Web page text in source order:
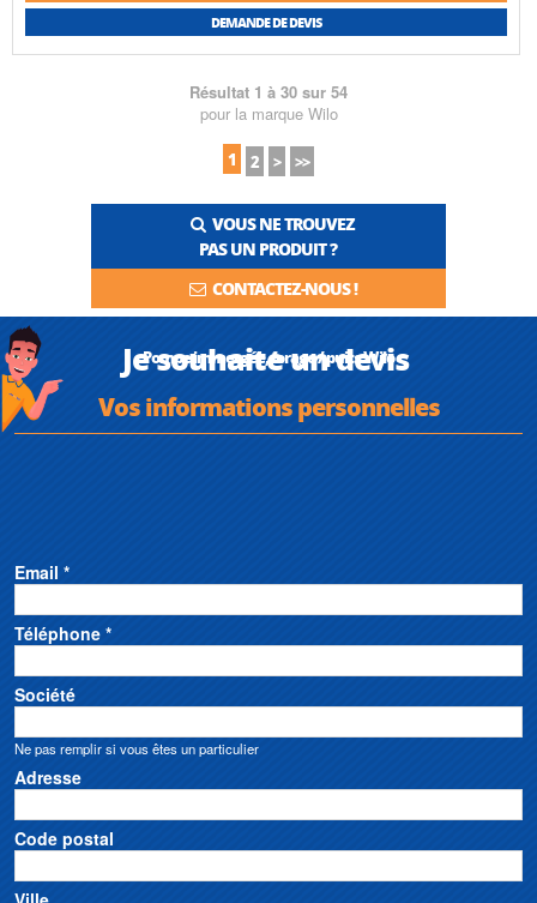
DEMANDE DE DEVIS
Résultat 1 à 30 sur 54
pour la marque Wilo
1
2 > >>
VOUS NE TROUVEZ
PAS UN PRODUIT ?
CONTACTEZ-NOUS !
Je souhaite un devis
Pompe immergée, forage / puits Wilo
Vos informations personnelles
Email *
Téléphone *
Société
Ne pas remplir si vous êtes un particulier
Adresse
Code postal